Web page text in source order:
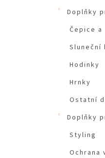
Doplňky
Čepice
Sluneční
Hodinky
Hrnky
Ostatní
Doplňky
Styling
Ochrana